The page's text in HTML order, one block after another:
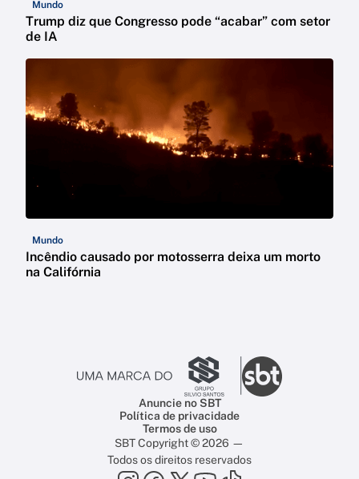
Mundo
Trump diz que Congresso pode “acabar” com setor
de IA
Mundo
Incêndio causado por motosserra deixa um morto
na Califórnia
Anuncie no SBT
Política de privacidade
Termos de uso
SBT Copyright © 2026 —
Todos os direitos reservados